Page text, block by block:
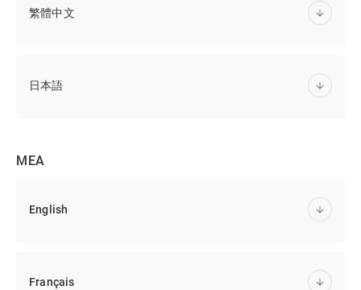
繁體中文
日本語
MEA
English
Français